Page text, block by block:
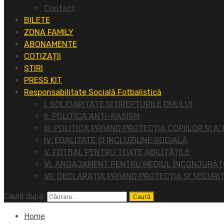
Contact
BILETE
ZONA FAMILY
ABONAMENTE
COTIZAȚII
ȘTIRI
PRESS KIT
Responsabilitate Socială Fotbalistică
I. SOLIDARITATE ȘI DREPTURILE OMULUI
II. POLITICA ANTI-RASISM
III. POLITICA PRIVIND PROTECȚIA COPIILOR ȘI A
IV. EGALITATE ȘI INCLUZIUNE SOCIALĂ
V. FOTBAL PENTRU TOATE ABILITĂȚILE
VI. ANGAJAMENT PENTRU MEDIUL
VII. DECLARAȚIA PRIVIND PROTECȚIA ȘI
Caută după:
Home